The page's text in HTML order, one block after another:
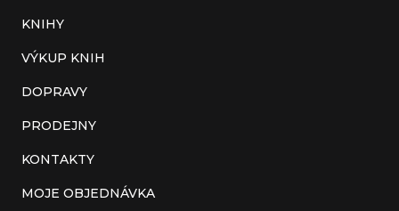
KNIHY
VÝKUP KNIH
DOPRAVY
PRODEJNY
KONTAKTY
MOJE OBJEDNÁVKA